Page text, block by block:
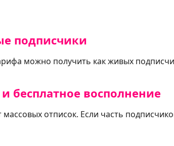
подписчики
можно получить как живых
бесплатное восполнение
отписок. Если часть